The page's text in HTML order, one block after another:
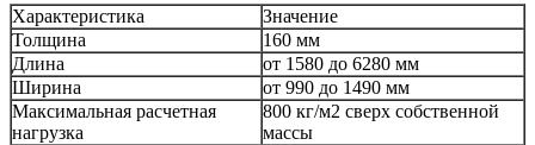
Характеристика
Значение
Толщина
160 мм
Длина
от 1580 до 6280 мм
Ширина
от 990 до 1490 мм
Максимальная расчетная
нагрузка
800 кг/м2 сверх собственной
массы